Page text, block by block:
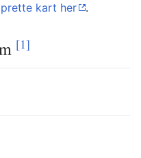
kart her .
[1]